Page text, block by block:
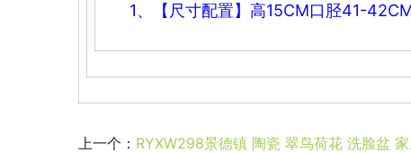
1、【尺寸配置】高15CM口 胫41-
上一个： RYXW298景德镇 陶瓷 翠鸟荷花 洗脸盆